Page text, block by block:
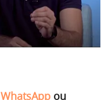
WhatsApp ou